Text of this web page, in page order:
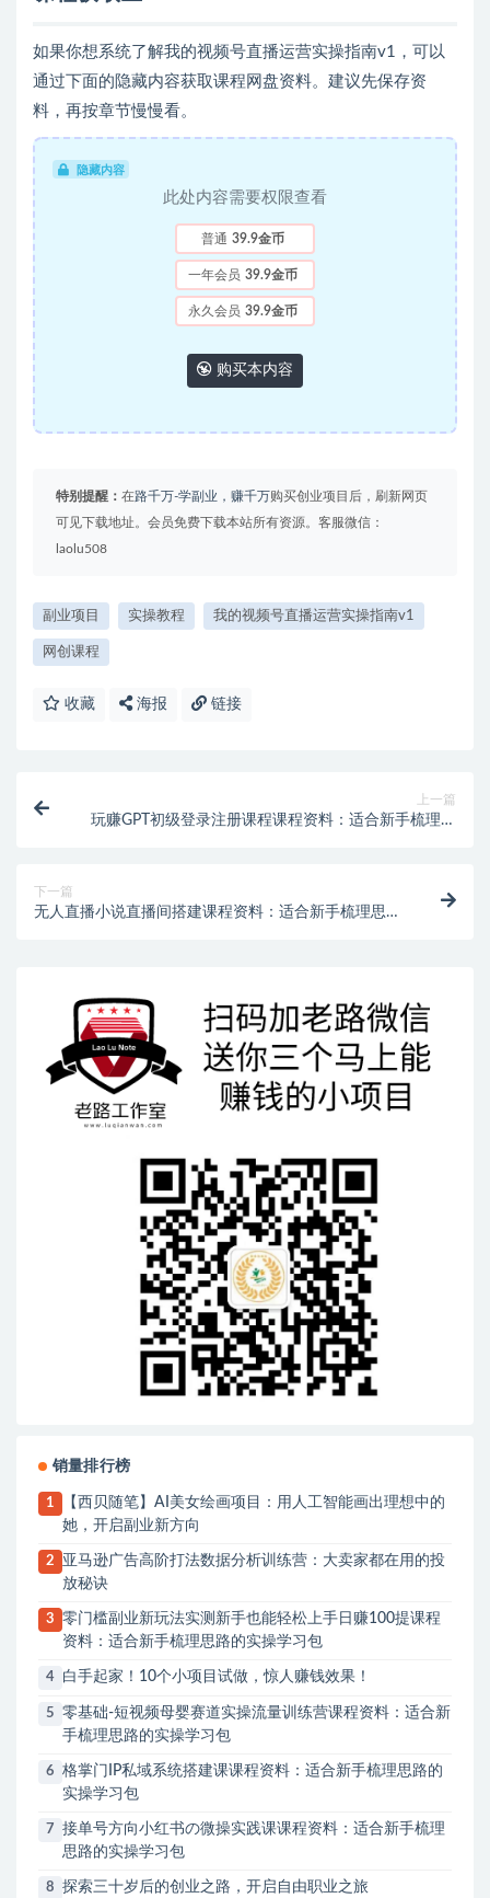
如果你想系统了解我的视频号直播运营实操指南v1，可以
通过下面的隐藏内容获取课程网盘资料。建议先保存资
料，再按章节慢慢看。
隐藏内容
此处内容需要权限查看
普通 39.9金币
一年会员 39.9金币
永久会员 39.9金币
购买本内容
特别提醒： 在路千万-学副业，赚千万购买创业项目后，刷新网页
可见下载地址。会员免费下载本站所有资源。客服微信：
laolu508
副业项目 实操教程 我的视频号直播运营实操指南v1
网创课程
收藏 海报 链接
上一篇
玩赚GPT初级登录注册课程课程资料：适合新手梳理思
下一篇
无人直播小说直播间搭建课程资料：适合新手梳理思路
销量排行榜
1
【西贝随笔】AI美女绘画项目：用人工智能画出理想中的
她，开启副业新方向
2
亚马逊广告高阶打法数据分析训练营：大卖家都在用的投
放秘诀
3
零门槛副业新玩法实测新手也能轻松上手日赚100提课程
资料：适合新手梳理思路的实操学习包
4 白手起家！10个小项目试做，惊人赚钱效果！
5
零基础-短视频母婴赛道实操流量训练营课程资料：适合新
手梳理思路的实操学习包
6
格掌门IP私域系统搭建课课程资料：适合新手梳理思路的
实操学习包
7
接单号方向小红书の微操实践课课程资料：适合新手梳理
思路的实操学习包
8 探索三十岁后的创业之路，开启自由职业之旅